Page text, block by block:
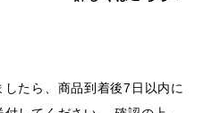
たら、商品到着後7日以内に